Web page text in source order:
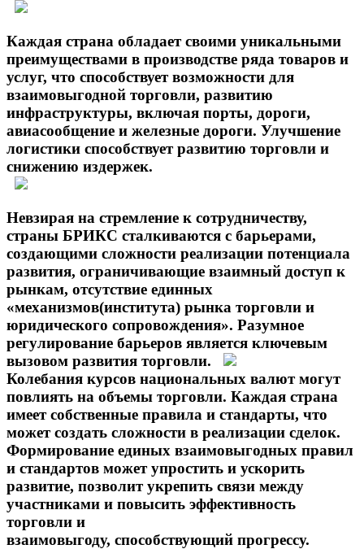
Каждая страна обладает своими уникальными
преимуществами в производстве ряда товаров и
услуг, что способствует возможности для
взаимовыгодной торговли, развитию
инфраструктуры, включая порты, дороги,
авиасообщение и железные дороги. Улучшение
логистики способствует развитию торговли и
снижению издержек.
Невзирая на стремление к сотрудничеству,
страны БРИКС сталкиваются с барьерами,
создающими сложности реализации потенциала
развития, ограничивающие взаимный доступ к
рынкам, отсутствие единных
«механизмов(института) рынка торговли и
юридического сопровождения». Разумное
регулирование барьеров является ключевым
вызовом развития торговли.
Колебания курсов национальных валют могут
повлиять на объемы торговли. Каждая страна
имеет собственные правила и стандарты, что
может создать сложности в реализации сделок.
Формирование единых взаимовыгодных правил
и стандартов может упростить и ускорить
развитие, позволит укрепить связи между
участниками и повысить эффективность
торговли и
взаимовыгоду, способствующий прогрессу.